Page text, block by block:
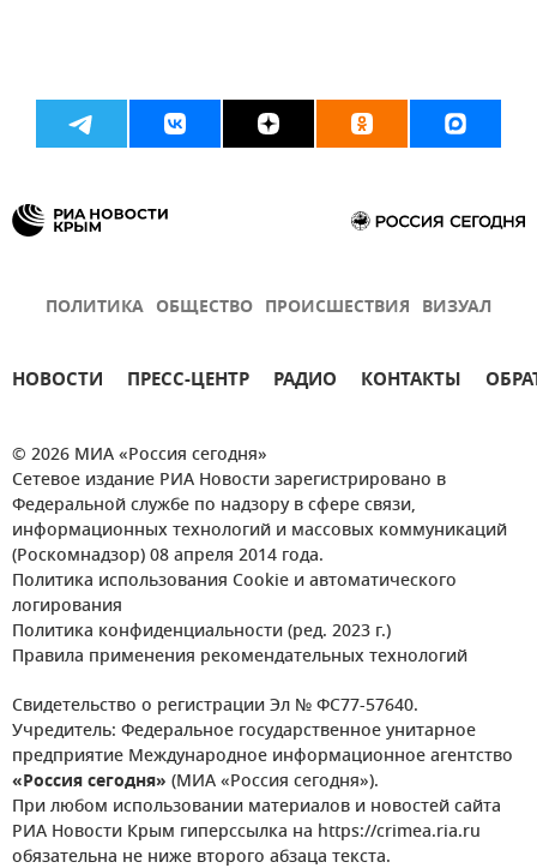
ПОЛИТИКА ОБЩЕСТВО ПРОИСШЕСТВИЯ ВИЗУАЛ
НОВОСТИ ПРЕСС-ЦЕНТР РАДИО КОНТАКТЫ
© 2026 МИА «Россия сегодня»
Сетевое издание РИА Новости зарегистрировано в
Федеральной службе по надзору в сфере связи,
информационных технологий и массовых коммуникаций
(Роскомнадзор) 08 апреля 2014 года.
Политика использования Cookie и автоматического
логирования
Политика конфиденциальности (ред. 2023 г.)
Правила применения рекомендательных технологий
Свидетельство о регистрации Эл № ФС77-57640.
Учредитель: Федеральное государственное унитарное
предприятие Международное информационное агентство
«Россия сегодня» (МИА «Россия сегодня»).
При любом использовании материалов и новостей сайта
РИА Новости Крым гиперссылка на https://crimea.ria.ru
обязательна не ниже второго абзаца текста.